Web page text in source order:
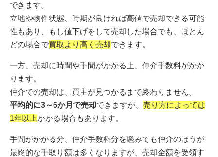
できます。
立地や物件状態、時期が良ければ高値で売却できる可能
性もあり、もし値下げをして売却した場合でも、ほとん
どの場合で買取より高く売却できます。
一方、売却に時間や手間がかかる上、仲介手数料がかか
ります。
仲介での売却は、買主が見つかるまで終わりません。
平均的に3～6か月で売却できますが、 売り方によっては
1年以上かかる場合もあります。
手間がかかる分、仲介手数料分を鑑みても仲介のほうが
最終的な手取り額は多くなりますが、売却金額を受領す